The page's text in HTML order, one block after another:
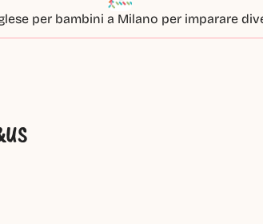
per bambini a Milano per imparare